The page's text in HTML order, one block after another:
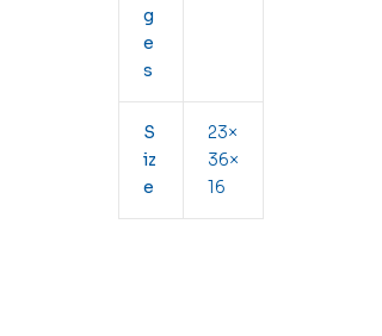
g
e
s
S
iz
e
23×
36×
16